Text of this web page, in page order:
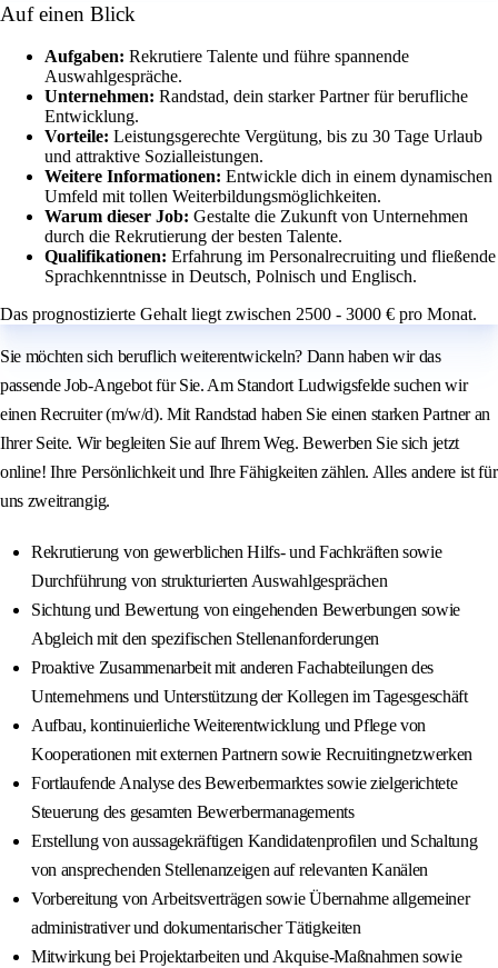
Auf einen Blick
Aufgaben: Rekrutiere Talente und führe spannende
Auswahlgespräche.
Unternehmen: Randstad, dein starker Partner für berufliche
Entwicklung.
Vorteile: Leistungsgerechte Vergütung, bis zu 30 Tage Urlaub
und attraktive Sozialleistungen.
Weitere Informationen: Entwickle dich in einem dynamischen
Umfeld mit tollen Weiterbildungsmöglichkeiten.
Warum dieser Job: Gestalte die Zukunft von Unternehmen
durch die Rekrutierung der besten Talente.
Qualifikationen: Erfahrung im Personalrecruiting und fließende
Sprachkenntnisse in Deutsch, Polnisch und Englisch.
Das prognostizierte Gehalt liegt zwischen 2500 - 3000 € pro Monat.
Sie möchten sich beruflich weiterentwickeln? Dann haben wir das
passende Job-Angebot für Sie. Am Standort Ludwigsfelde suchen wir
einen Recruiter (m/w/d). Mit Randstad haben Sie einen starken Partner an
Ihrer Seite. Wir begleiten Sie auf Ihrem Weg. Bewerben Sie sich jetzt
online! Ihre Persönlichkeit und Ihre Fähigkeiten zählen. Alles andere ist für
uns zweitrangig.
Rekrutierung von gewerblichen Hilfs- und Fachkräften sowie
Durchführung von strukturierten Auswahlgesprächen
Sichtung und Bewertung von eingehenden Bewerbungen sowie
Abgleich mit den spezifischen Stellenanforderungen
Proaktive Zusammenarbeit mit anderen Fachabteilungen des
Unternehmens und Unterstützung der Kollegen im Tagesgeschäft
Aufbau, kontinuierliche Weiterentwicklung und Pflege von
Kooperationen mit externen Partnern sowie Recruitingnetzwerken
Fortlaufende Analyse des Bewerbermarktes sowie zielgerichtete
Steuerung des gesamten Bewerbermanagements
Erstellung von aussagekräftigen Kandidatenprofilen und Schaltung
von ansprechenden Stellenanzeigen auf relevanten Kanälen
Vorbereitung von Arbeitsverträgen sowie Übernahme allgemeiner
administrativer und dokumentarischer Tätigkeiten
Mitwirkung bei Projektarbeiten und Akquise-Maßnahmen sowie